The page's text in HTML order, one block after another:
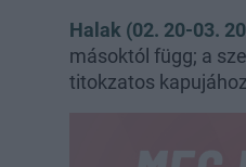
Halak (02. 20-03.
másoktól függ; a
titokzatos